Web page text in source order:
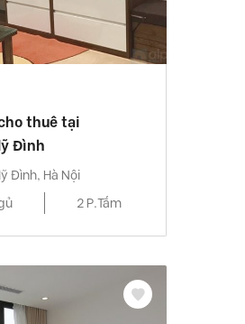
thuê tại
Đình
Đình, Hà Nội
2 P.Tắm